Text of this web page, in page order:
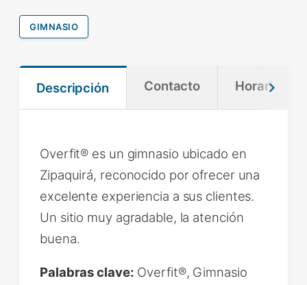
GIMNASIO
Descripción Contacto Horario
Overfit® es un gimnasio ubicado en
Zipaquirá, reconocido por ofrecer una
excelente experiencia a sus clientes.
Un sitio muy agradable, la atención
buena.
Palabras clave: Overfit®, Gimnasio